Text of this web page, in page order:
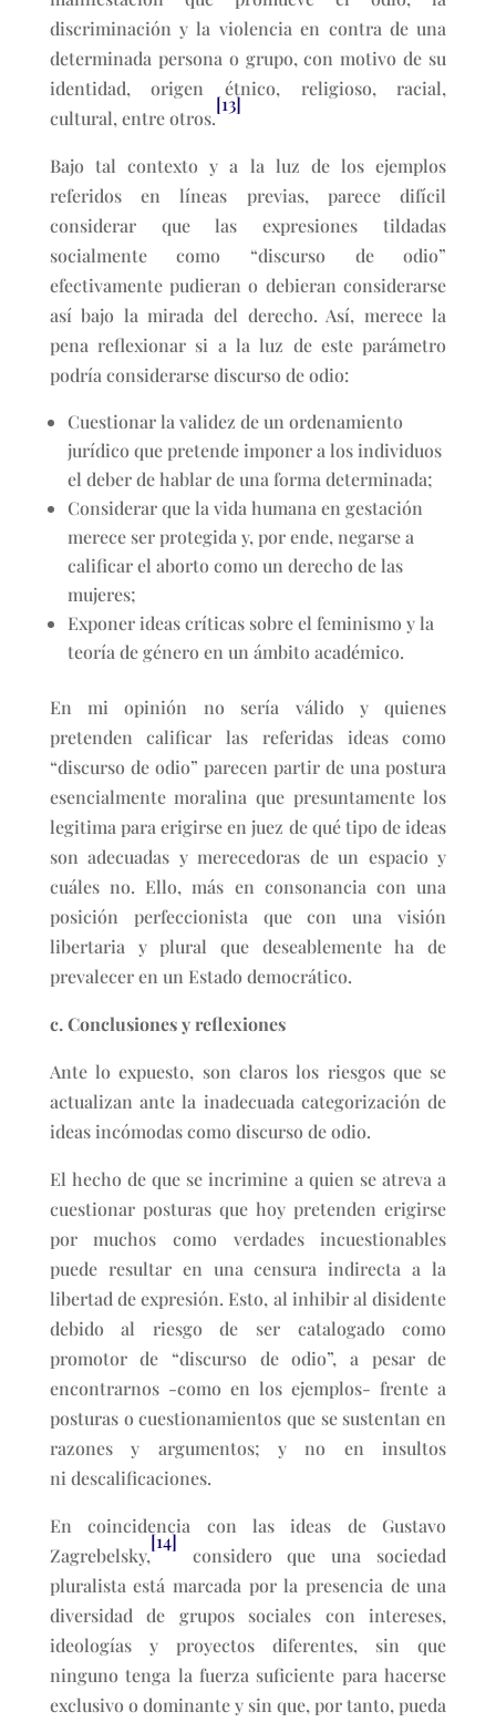
discriminación y la violencia en contra de una
determinada persona o grupo, con motivo de su
identidad, origen étnico, religioso, racial,
cultural, entre otros.
[13]
Bajo tal contexto y a la luz de los ejemplos
referidos en líneas previas, parece difícil
considerar que las expresiones tildadas
socialmente como “discurso de odio”
efectivamente pudieran o debieran considerarse
así bajo la mirada del derecho. Así, merece la
pena reflexionar si a la luz de este parámetro
podría considerarse discurso de odio:
Cuestionar la validez de un ordenamiento
jurídico que pretende imponer a los individuos
el deber de hablar de una forma determinada;
Considerar que la vida humana en gestación
merece ser protegida y, por ende, negarse a
calificar el aborto como un derecho de las
mujeres;
Exponer ideas críticas sobre el feminismo y la
teoría de género en un ámbito académico.
En mi opinión no sería válido y quienes
pretenden calificar las referidas ideas como
“discurso de odio” parecen partir de una postura
esencialmente moralina que presuntamente los
legitima para erigirse en juez de qué tipo de ideas
son adecuadas y merecedoras de un espacio y
cuáles no. Ello, más en consonancia con una
posición perfeccionista que con una visión
libertaria y plural que deseablemente ha de
prevalecer en un Estado democrático.
c. Conclusiones y reflexiones
Ante lo expuesto, son claros los riesgos que se
actualizan ante la inadecuada categorización de
ideas incómodas como discurso de odio.
El hecho de que se incrimine a quien se atreva a
cuestionar posturas que hoy pretenden erigirse
por muchos como verdades incuestionables
puede resultar en una censura indirecta a la
libertad de expresión. Esto, al inhibir al disidente
debido al riesgo de ser catalogado como
promotor de “discurso de odio”, a pesar de
encontrarnos -como en los ejemplos- frente a
posturas o cuestionamientos que se sustentan en
razones y argumentos; y no en insultos
ni descalificaciones.
En coincidencia con las ideas de Gustavo
Zagrebelsky,
[14]
considero que una sociedad
pluralista está marcada por la presencia de una
diversidad de grupos sociales con intereses,
ideologías y proyectos diferentes, sin que
ninguno tenga la fuerza suficiente para hacerse
exclusivo o dominante y sin que, por tanto, pueda